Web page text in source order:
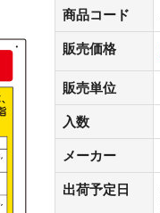
商品コード
販売価格
販売単位
入数
メーカー
出荷予定日